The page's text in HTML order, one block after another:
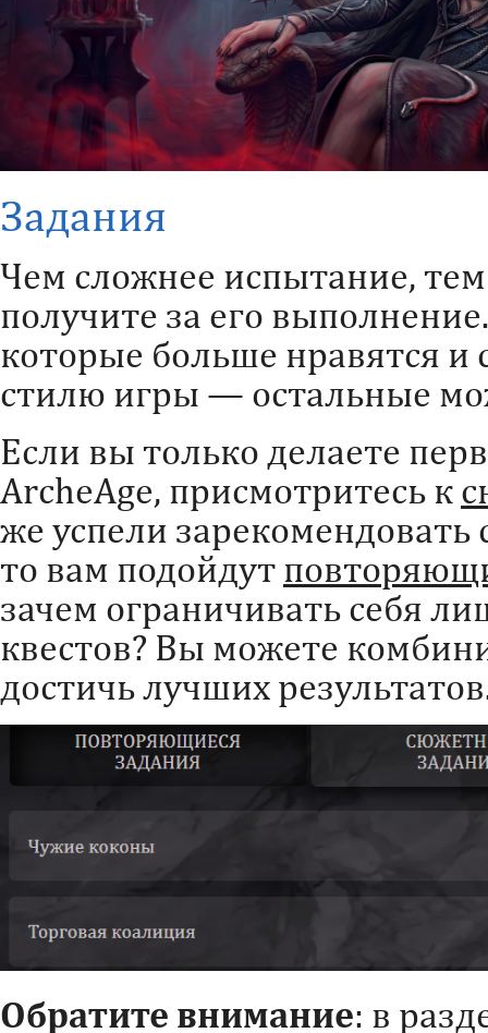
Задания
Чем сложнее испытание,
получите за его
которые больше нравятся и
стилю игры — остальные
Если вы только делаете
ArcheAge, присмотритесь к
же успели
то вам подойдут
зачем ограничивать себя
квестов? Вы можете
достичь лучших
Обратите внимание: в